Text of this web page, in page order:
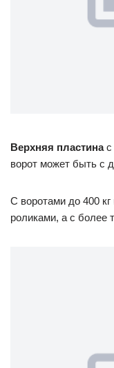
Верхняя пластинас
ворот может быть с
С воротами до 400
роликами, а с более